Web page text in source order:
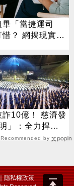
「當捷運司
？ 網揭現實：
詐10億！ 慈濟發
」：全力捍衛
益
Recommended by
隱私權政策